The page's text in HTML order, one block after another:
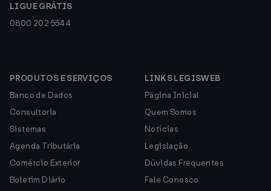
LIGUE GRÁTIS
0800 202 5544
PRODUTOS E SERVIÇOS
Banco de Dados
Consultoria
Sistemas
Agenda Tributária
Comércio Exterior
Boletim Diário
LINKS LEGISWEB
Página Inicial
Quem Somos
Notícias
Legislação
Dúvidas Frequentes
Fale Conosco